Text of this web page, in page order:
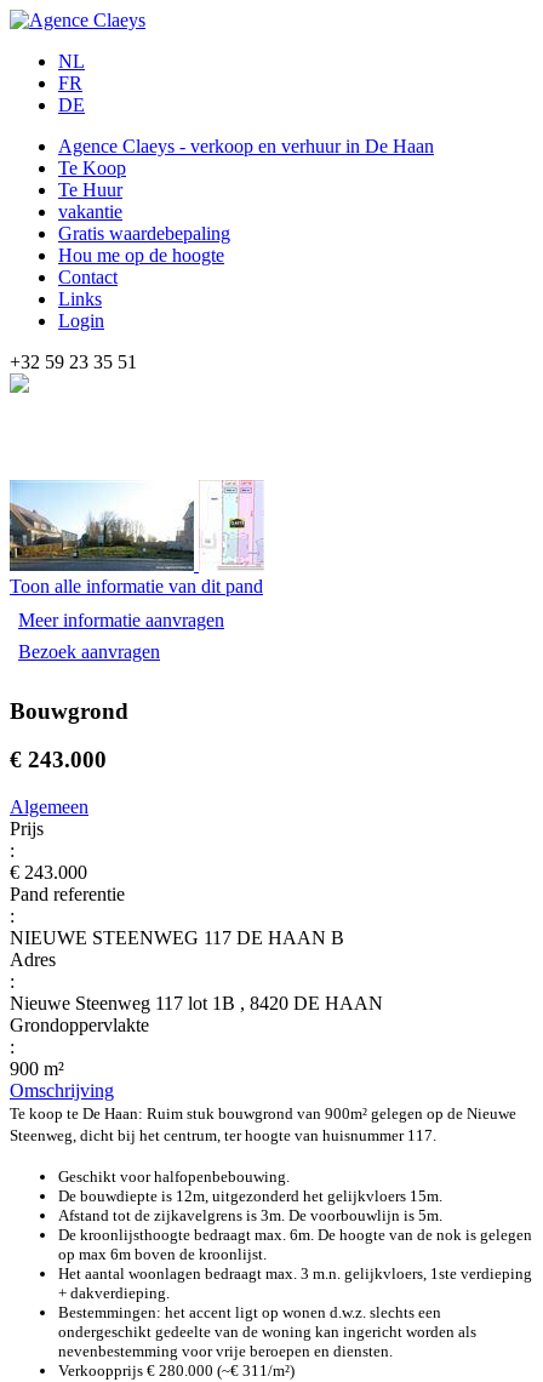
NL
FR
DE
Agence Claeys - verkoop en verhuur in De Haan
Te Koop
Te Huur
vakantie
Gratis waardebepaling
Hou me op de hoogte
Contact
Links
Login
+32 59 23 35 51
Toon alle informatie van dit pand
Meer informatie aanvragen
Bezoek aanvragen
Bouwgrond
€ 243.000
Algemeen
Prijs
:
€ 243.000
Pand referentie
:
NIEUWE STEENWEG 117 DE HAAN B
Adres
:
Nieuwe Steenweg 117 lot 1B , 8420 DE HAAN
Grondoppervlakte
:
900 m²
Omschrijving
Te koop te De Haan: Ruim stuk bouwgrond van 900m² gelegen op de Nieuwe
Steenweg, dicht bij het centrum, ter hoogte van huisnummer 117.
Geschikt voor halfopenbebouwing.
De bouwdiepte is 12m, uitgezonderd het gelijkvloers 15m.
Afstand tot de zijkavelgrens is 3m. De voorbouwlijn is 5m.
De kroonlijsthoogte bedraagt max. 6m. De hoogte van de nok is gelegen
op max 6m boven de kroonlijst.
Het aantal woonlagen bedraagt max. 3 m.n. gelijkvloers, 1ste verdieping
+ dakverdieping.
Bestemmingen: het accent ligt op wonen d.w.z. slechts een
ondergeschikt gedeelte van de woning kan ingericht worden als
nevenbestemming voor vrije beroepen en diensten.
Verkoopprijs € 280.000 (~€ 311/m²)